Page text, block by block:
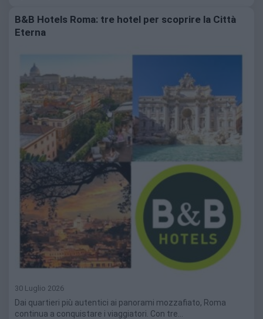
B&B Hotels Roma: tre hotel per scoprire la Città
Eterna
30 Luglio 2026
Dai quartieri più autentici ai panorami mozzafiato, Roma
continua a conquistare i viaggiatori. Con tre…